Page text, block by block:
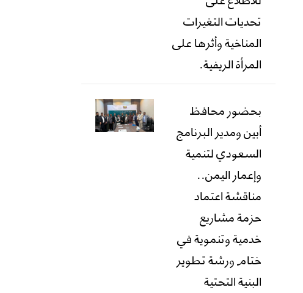
تحديات التغيرات
المناخية وأثرها على
المرأة الريفية.
بحضور محافظ
أبين ومدير البرنامج
السعودي لتنمية
وإعمار اليمن..
مناقشة اعتماد
حزمة مشاريع
خدمية وتنموية في
ختام ورشة تطوير
البنية التحتية